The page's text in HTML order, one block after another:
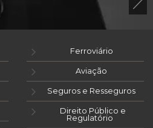
Ferroviário
Aviação
Seguros e Resseguros
Direito Público e
Regulatório